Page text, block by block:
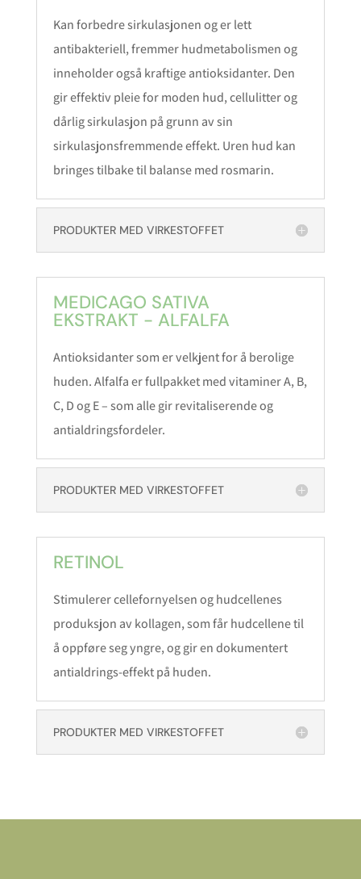
Kan forbedre sirkulasjonen og er lett
antibakteriell, fremmer hudmetabolismen og
inneholder også kraftige antioksidanter. Den
gir effektiv pleie for moden hud, cellulitter og
dårlig sirkulasjon på grunn av sin
sirkulasjonsfremmende effekt. Uren hud kan
bringes tilbake til balanse med rosmarin.
PRODUKTER MED VIRKESTOFFET
MEDICAGO SATIVA
EKSTRAKT - ALFALFA
Antioksidanter som er velkjent for å berolige
huden. Alfalfa er fullpakket med vitaminer A, B,
C, D og E – som alle gir revitaliserende og
antialdringsfordeler.
PRODUKTER MED VIRKESTOFFET
RETINOL
Stimulerer cellefornyelsen og hudcellenes
produksjon av kollagen, som får hudcellene til
å oppføre seg yngre, og gir en dokumentert
antialdrings-effekt på huden.
PRODUKTER MED VIRKESTOFFET